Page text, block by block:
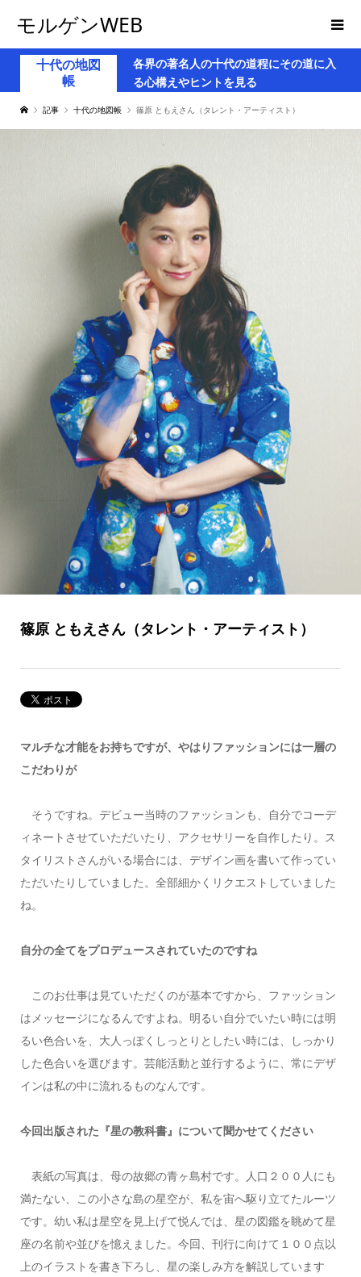
モルゲンWEB
十代の地図
帳
各界の著名人の十代の道程にその道に入
る心構えやヒントを見る
記事 十代の地図帳 篠原 ともえさん（タレント・アーティスト）
篠原 ともえさん（タレント・アーティスト）
マルチな才能をお持ちですが、やはりファッションには一層の
こだわりが
そうですね。デビュー当時のファッションも、自分でコーデ
ィネートさせていただいたり、アクセサリーを自作したり。ス
タイリストさんがいる場合には、デザイン画を書いて作ってい
ただいたりしていました。全部細かくリクエストしていました
ね。
自分の全てをプロデュースされていたのですね
このお仕事は見ていただくのが基本ですから、ファッション
はメッセージになるんですよね。明るい自分でいたい時には明
るい色合いを、大人っぽくしっとりとしたい時には、しっかり
した色合いを選びます。芸能活動と並行するように、常にデザ
インは私の中に流れるものなんです。
今回出版された『星の教科書』について聞かせてください
表紙の写真は、母の故郷の青ヶ島村です。人口２００人にも
満たない、この小さな島の星空が、私を宙へ駆り立てたルーツ
です。幼い私は星空を見上げて悦んでは、星の図鑑を眺めて星
座の名前や並びを憶えました。今回、刊行に向けて１００点以
上のイラストを書き下ろし、星の楽しみ方を解説しています